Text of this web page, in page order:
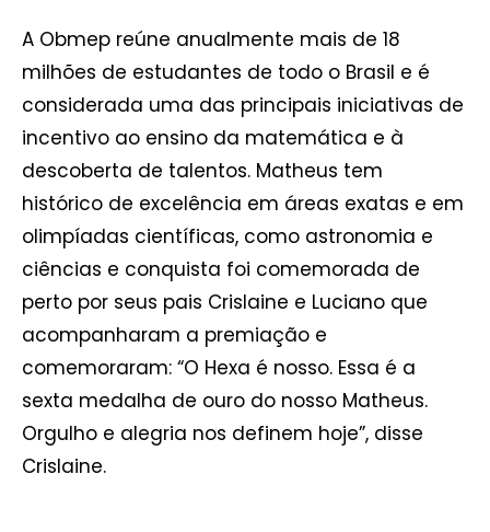
A Obmep reúne anualmente mais de 18
milhões de estudantes de todo o Brasil e é
considerada uma das principais iniciativas de
incentivo ao ensino da matemática e à
descoberta de talentos. Matheus tem
histórico de excelência em áreas exatas e em
olimpíadas científicas, como astronomia e
ciências e conquista foi comemorada de
perto por seus pais Crislaine e Luciano que
acompanharam a premiação e
comemoraram: “O Hexa é nosso. Essa é a
sexta medalha de ouro do nosso Matheus.
Orgulho e alegria nos definem hoje”, disse
Crislaine.